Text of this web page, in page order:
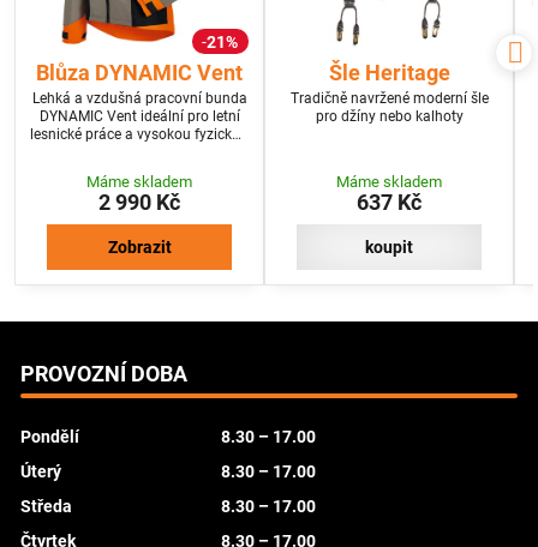
21%
Blůza DYNAMIC Vent
Lehká a vzdušná pracovní bunda
DYNAMIC Vent ideální pro letní
lesnické práce a vysokou fyzickou
Máme skladem
2 990 Kč
Zobrazit
Šle Heritage
Tradičně navržené moderní šle
pro džíny nebo kalhoty
Máme skladem
637 Kč
koupit
PROVOZNÍ DOBA
Pondělí
8.30 – 17.00
Úterý
8.30 – 17.00
Středa
8.30 – 17.00
Čtvrtek
8.30 – 17.00